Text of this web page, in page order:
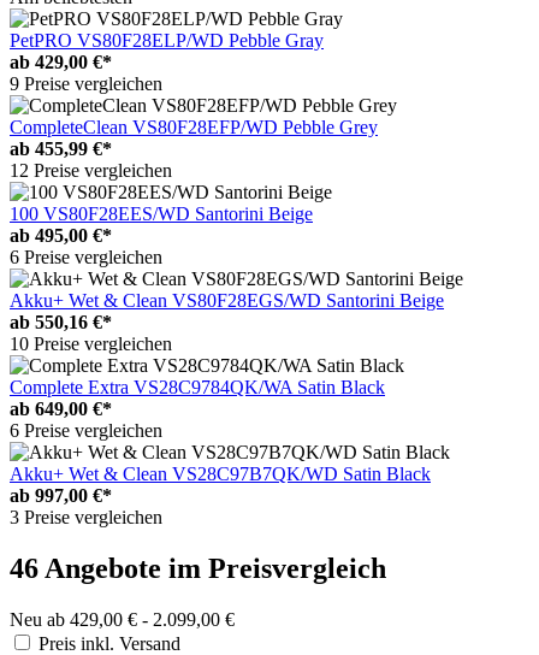
PetPRO VS80F28ELP/WD Pebble Gray
ab 429,00 €*
9 Preise vergleichen
CompleteClean VS80F28EFP/WD Pebble Grey
ab 455,99 €*
12 Preise vergleichen
100 VS80F28EES/WD Santorini Beige
ab 495,00 €*
6 Preise vergleichen
Akku+ Wet & Clean VS80F28EGS/WD Santorini Beige
ab 550,16 €*
10 Preise vergleichen
Complete Extra VS28C9784QK/WA Satin Black
ab 649,00 €*
6 Preise vergleichen
Akku+ Wet & Clean VS28C97B7QK/WD Satin Black
ab 997,00 €*
3 Preise vergleichen
46 Angebote im Preisvergleich
Neu ab 429,00 € - 2.099,00 €
Preis inkl. Versand